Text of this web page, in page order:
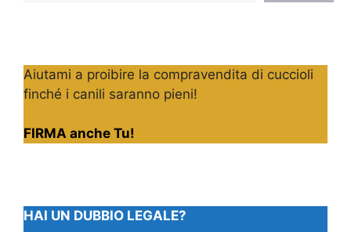
Aiutami a proibire la compravendita di cuccioli
finché i canili saranno pieni!
FIRMA anche Tu!
HAI UN DUBBIO LEGALE?